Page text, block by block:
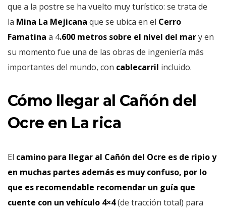
que a la postre se ha vuelto muy turístico: se trata de
la Mina La Mejicana que se ubica en el Cerro
Famatina a 4.600 metros sobre el nivel del mary en
su momento fue una de las obras de ingeniería más
importantes del mundo, con cablecarril incluido.
Cómo llegar al Cañón del
Ocre en La rica
El camino para llegar al Cañón del Ocre es de ripio y
en muchas partes además es muy confuso, por lo
que es recomendable recomendar un guía que
cuente con un vehículo 4×4(de tracción total) para